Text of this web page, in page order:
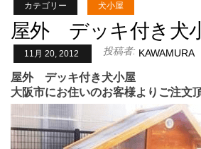
カテゴリー 犬小屋
屋外 デッキ付き犬
11月 20, 2012 投稿者: KAWAMURA
屋外 デッキ付き犬小屋
大阪市にお住いのお客様よりご注文